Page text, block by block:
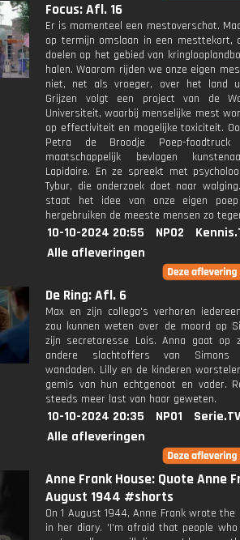
Focus: Afl. 16
Er is momenteel een mestoverschot.
op termijn omslaan in een mesttekort,
doelen op het gebied van
halen. Waarom rijden we onze eigen
niet, net als vroeger, over het land
Grijzen volgt een project van de
Universiteit, waarbij menselijke mest
op effectiviteit en mogelijke toxiciteit.
Petra de Broodje Poep-
maatschappelijk bevlogen
Lapidaire. En ze spreekt met
Tybur, die onderzoek doet naar
staat het idee van onze eigen
hergebruiken de meeste mensen zo
10-10-2024 20:55 NPO2
Alle afleveringen
De Ring: Afl. 6
Max en zijn collega's verhoren
zou kunnen weten over de moord op
zijn secretaresse Lois. Anna gaat op
andere slachtoffers van Simons
wandaden. Lilly en de kinderen
gemis van hun echtgenoot en vader.
steeds meer last van haar geweten.
10-10-2024 20:35 NPO1
Serie.TV
Alle afleveringen
Anne Frank House: Quote Anne
August 1944 #shorts
On 1 August 1944, Anne Frank wrote
in her diary. 'I'm afraid that people